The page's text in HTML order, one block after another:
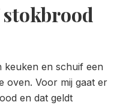
keuken en schuif een
oven. Voor mij gaat er
en dat geldt